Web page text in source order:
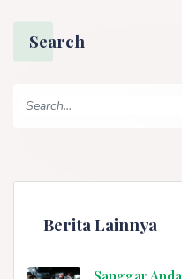
Search
Berita Lainnya